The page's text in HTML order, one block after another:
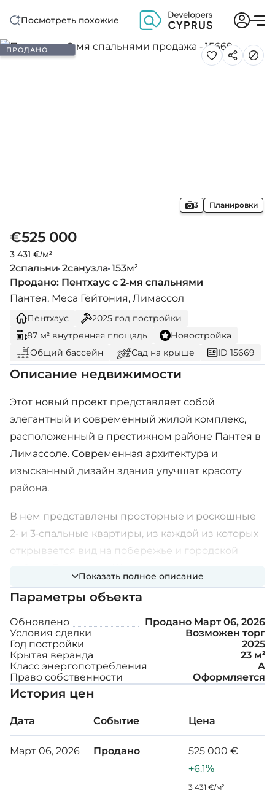
Посмотреть похожие
ПРОДАНО
3 Планировки
€525 000
3 431 €/м²
2спальни 2санузла 153м²
Продано: Пентхаус с 2-мя спальнями
Пантея, Меса Гейтония, Лимассол
Пентхаус 2025 год постройки
87 м² внутренняя площадь
Новостройка
Общий бассейн
Сад на крыше ID 15669
Описание недвижимости
Этот новый проект представляет собой
элегантный и современный жилой комплекс,
расположенный в престижном районе Пантея в
Лимассоле. Современная архитектура и
изысканный дизайн здания улучшат красоту
района.
В нем представлены просторные и роскошные
2- и 3-спальные квартиры, из каждой из которых
открывается вид на побережье и городской
эксклюзивными удобствами, включая
полностью оборудованный тренажерный зал и
общий бассейн, обеспечивая комфорт и
роскошь.
Дополнительные возможности:
2 парковочных места для каждой квартиры
на охраняемой закрытой территории.
Общий плавательный бассейн
Показать полное описание
Параметры объекта
Обновлено Продано Март 06, 2026
Условия сделки
Возможен торг
Год постройки
2025
Крытая веранда
23 м²
Класс энергопотребления
A
Право собственности
Оформляется
История цен
Дата Событие Цена
Март 06, 2026 Продано
525 000 €
+6.1%
3 431 €/м²